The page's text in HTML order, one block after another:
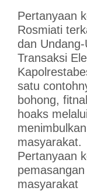
Pertanyaan
Rosmiati
dan
Transaksi
satu
bohong,
hoaks
masyarakat.
Pertanyaan
masyarakat